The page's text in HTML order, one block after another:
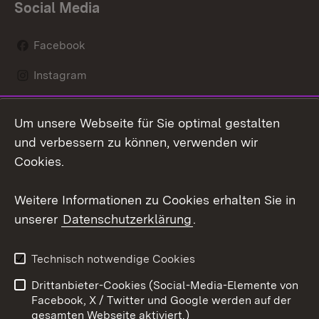
Social Media
Facebook
Instagram
Mastodon
Youtube
Kontakt
Datenschutz
Barrierefreiheit
Impressum Cookies
Um unsere Webseite für Sie optimal gestalten
und verbessern zu können, verwenden wir
Cookies.
Weitere Informationen zu Cookies erhalten Sie in
unserer Datenschutzerklärung.
Technisch notwendige Cookies
Drittanbieter-Cookies (Social-Media-Elemente von
Facebook, X / Twitter und Google werden auf der
gesamten Webseite aktiviert.)